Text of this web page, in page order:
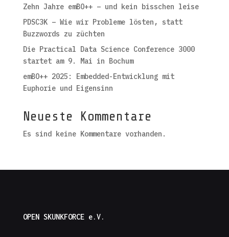
Zehn Jahre emBO++ – und kein bisschen leise
PDSC3K – Wie wir Probleme lösten, statt
Buzzwords zu züchten
Die Practical Data Science Conference 3000
startet am 9. Mai in Bochum
emBO++ 2025: Embedded-Entwicklung mit
Euphorie und Eigensinn
Neueste Kommentare
Es sind keine Kommentare vorhanden.
OPEN SKUNKFORCE e.V.